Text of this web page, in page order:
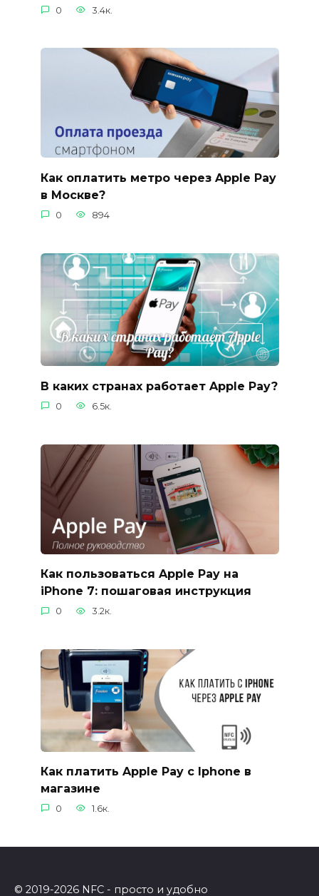
0 3.4к.
Как оплатить метро через Apple Pay
в Москве?
0 894
В каких странах работает Apple Рay?
0 6.5к.
Как пользоваться Apple Pay на
iPhone 7: пошаговая инструкция
0 3.2к.
Как платить Apple Pay с Iphone в
магазине
0 1.6к.
© 2019-2026 NFC - просто и удобно